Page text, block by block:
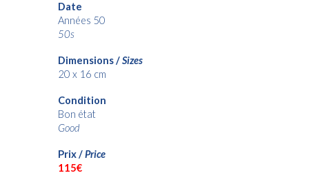
Date
Années 50
50s
Dimensions /Sizes
20 x 16 cm
Condition
Bon état
Good
Prix /Price
115€